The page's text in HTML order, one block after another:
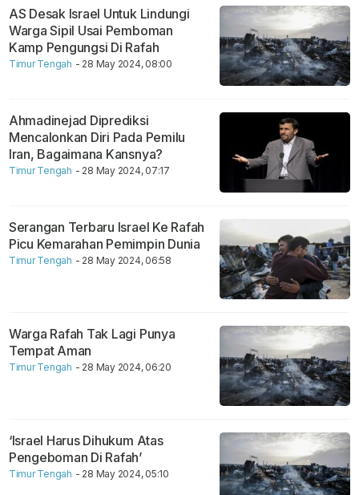
AS Desak Israel Untuk Lindungi
Warga Sipil Usai Pemboman
Kamp Pengungsi Di Rafah
Timur Tengah - 28 May 2024, 08:00
Ahmadinejad Diprediksi
Mencalonkan Diri Pada Pemilu
Iran, Bagaimana Kansnya?
Timur Tengah - 28 May 2024, 07:17
Serangan Terbaru Israel Ke Rafah
Picu Kemarahan Pemimpin Dunia
Timur Tengah - 28 May 2024, 06:58
Warga Rafah Tak Lagi Punya
Tempat Aman
Timur Tengah - 28 May 2024, 06:20
‘Israel Harus Dihukum Atas
Pengeboman Di Rafah’
Timur Tengah - 28 May 2024, 05:10